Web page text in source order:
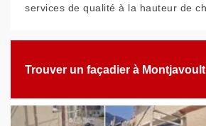
services de qualité à la hauteur de
Trouver un façadier à Montjavoult